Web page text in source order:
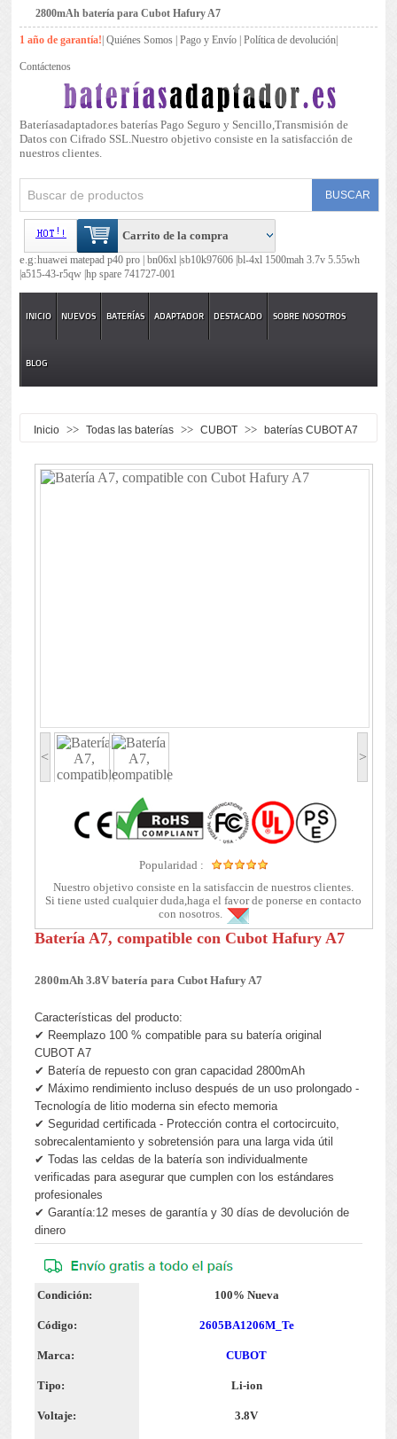
2800mAh batería para Cubot Hafury A7
1 año de garantía! |Quiénes Somos |Pago y Envío |Política de devolución
Contáctenos
Bateríasadaptador.es baterías Pago Seguro y Sencillo,Transmisión de
Datos con Cifrado SSL.Nuestro objetivo consiste en la satisfacción de
nuestros clientes.
Carrito de la compra
e.g:huawei matepad p40 pro |bn06xl |sb10k97606 |bl-4xl 1500mah 3.7v 5.55wh
|a515-43-r5qw |hp spare 741727-001
INICIO NUEVOS BATERÍAS ADAPTADOR DESTACADO SOBRE NOSOTROS
BLOG
Inicio >> Todas las baterías >> CUBOT >> baterías CUBOT A7
< >
Popularidad :
Nuestro objetivo consiste en la satisfaccin de nuestros clientes.
Si tiene usted cualquier duda,haga el favor de ponerse en contacto
con nosotros.
Batería A7, compatible con Cubot Hafury A7
2800mAh 3.8V batería para Cubot Hafury A7
Características del producto:
✔ Reemplazo 100 % compatible para su batería original
CUBOT A7
✔ Batería de repuesto con gran capacidad 2800mAh
✔ Máximo rendimiento incluso después de un uso prolongado -
Tecnología de litio moderna sin efecto memoria
✔ Seguridad certificada - Protección contra el cortocircuito,
sobrecalentamiento y sobretensión para una larga vida útil
✔ Todas las celdas de la batería son individualmente
verificadas para asegurar que cumplen con los estándares
profesionales
✔ Garantía:12 meses de garantía y 30 días de devolución de
dinero
Condición: 100% Nueva
Código: 2605BA1206M_Te
Marca: CUBOT
Tipo: Li-ion
Voltaje: 3.8V